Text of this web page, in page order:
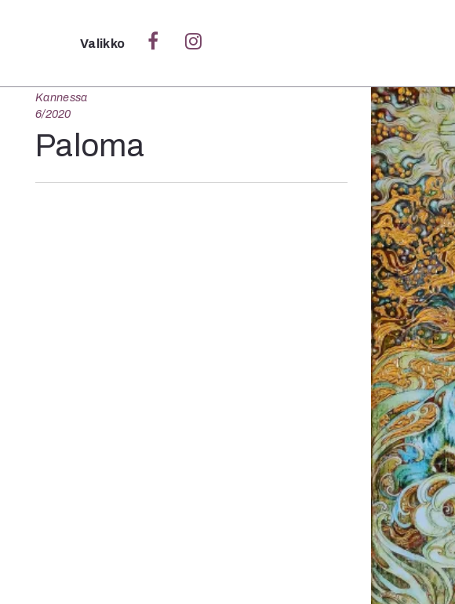
Sulje
Kategoriat
Verkkoartikkeli
Teatteri
Tanssi
Tanssi
Sarjakuva
Sámegillii
Pääkirjoitus
Paperilehdestä
Oulu2026
Näyttelyt
Musiikki
Levyt
Kuvataide
Kirjat
In English
Esitystaide
Arkisto
Valikko
Kannessa
6/2020
Paloma